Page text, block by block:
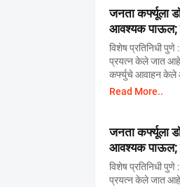
जनता कर्फ्यूला
आवश्यक पाऊल;
विशेष प्रतिनिधी पुणे :
प्रयत्न केले जात
कर्फ्युचे आवाहन केले
Read More..
जनता कर्फ्यूला
आवश्यक पाऊल;
विशेष प्रतिनिधी पुणे :
प्रयत्न केले जात